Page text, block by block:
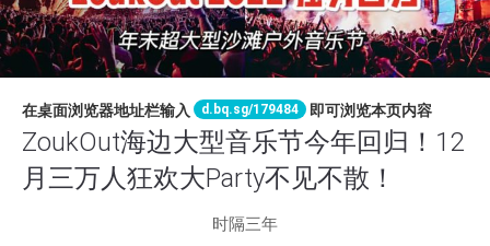
在桌面浏览器地址栏输入 d.bq.sg/179484 即可浏览本页内容
ZoukOut海边大型音乐节今年回归！12
月三万人狂欢大Party不见不散！
时隔三年